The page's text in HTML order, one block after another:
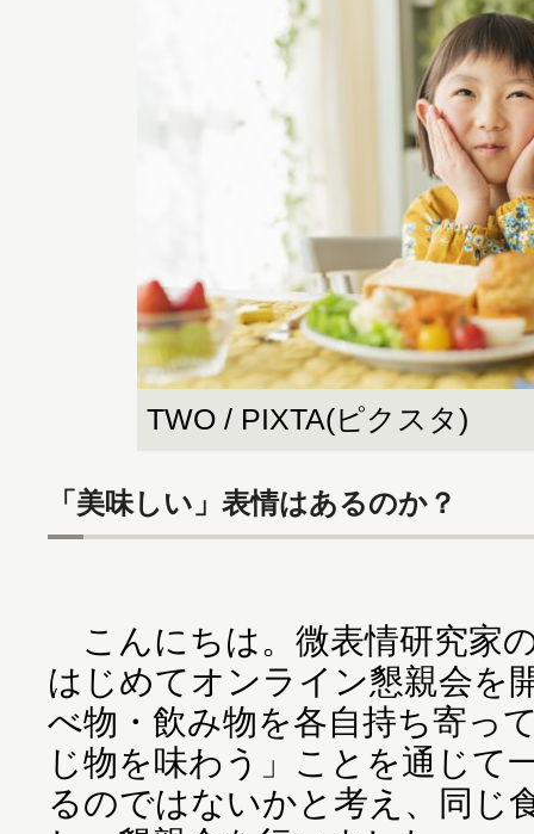
TWO / PIXTA(ピクスタ)
「美味しい」表情はあるのか？
こんにちは。微表情研究家
はじめてオンライン懇親会を
べ物・飲み物を各自持ち寄っ
じ物を味わう」ことを通じて
るのではないかと考え、同じ